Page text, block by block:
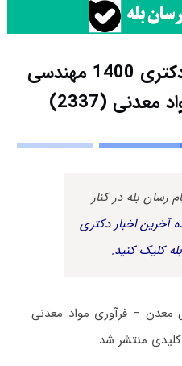
دانلود سوالات آزمون دکتری 1400 مهندسی
(2337)
رسان بله در کنار
آخرین اخبار دکتری
کلیک کنید.
معدن – فرآوری مواد معدنی